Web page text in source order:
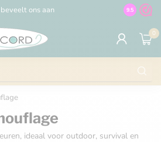
ons aan 100% de
9.5
0
ideaal voor outdoor, survival en